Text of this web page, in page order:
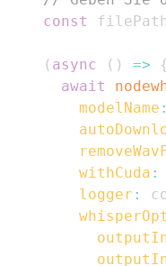
const
( async ( ) =>
{
await
modelName :
withCuda :
logger :